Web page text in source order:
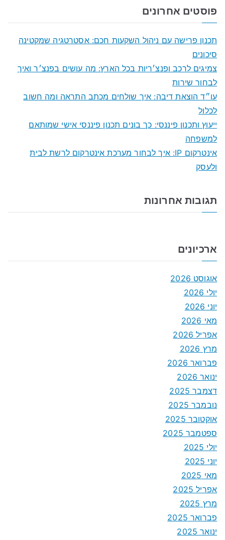
פוסטים אחרונים
תכנון פרישה עם ניהול השקעות חכם: אסטרטגיה שמקטינה
סיכונים
צמיגים לרכב ופנצ׳ריות בכל הארץ: מה עושים בפנצ׳ר ואיך
לבחור שירות
עו״ד הוצאת דיבה: איך שולחים מכתב התראה ומה חשוב
לכלול
ייעוץ ותכנון פיננסי: כך בונים תכנון פיננסי אישי שמותאם
למשפחה
אינטרקום IP: איך לבחור מערכת אינטרקום לרשת לבית
ולעסק
תגובות אחרונות
ארכיונים
אוגוסט 2026
יולי 2026
יוני 2026
מאי 2026
אפריל 2026
מרץ 2026
פברואר 2026
ינואר 2026
דצמבר 2025
נובמבר 2025
אוקטובר 2025
ספטמבר 2025
יולי 2025
יוני 2025
מאי 2025
אפריל 2025
מרץ 2025
פברואר 2025
ינואר 2025